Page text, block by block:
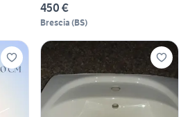
450 €
Brescia (BS)